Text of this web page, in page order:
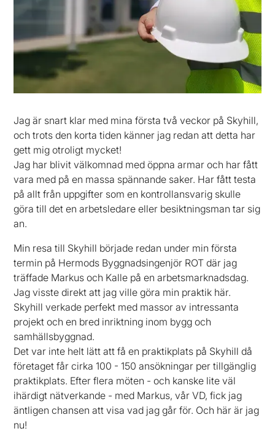
Jag är snart klar med mina första två veckor på Skyhill,
och trots den korta tiden känner jag redan att detta har
gett mig otroligt mycket!
Jag har blivit välkomnad med öppna armar och har fått
vara med på en massa spännande saker. Har fått testa
på allt från uppgifter som en kontrollansvarig skulle
göra till det en arbetsledare eller besiktningsman tar sig
an.
Min resa till Skyhill började redan under min första
termin på Hermods Byggnadsingenjör ROT där jag
träffade Markus och Kalle på en arbetsmarknadsdag.
Jag visste direkt att jag ville göra min praktik här.
Skyhill verkade perfekt med massor av intressanta
projekt och en bred inriktning inom bygg och
samhällsbyggnad.
Det var inte helt lätt att få en praktikplats på Skyhill då
företaget får cirka 100 - 150 ansökningar per tillgänglig
praktikplats. Efter flera möten - och kanske lite väl
ihärdigt nätverkande - med Markus, vår VD, fick jag
äntligen chansen att visa vad jag går för. Och här är jag
nu!